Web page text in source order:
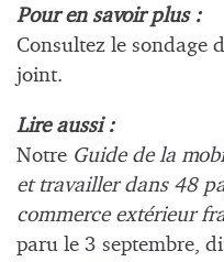
Pour en savoir plus :
Consultez le sondage
joint.
Lire aussi :
Notre Guide de la
et travailler dans 48
commerce extérieur
paru le 3 septembre,